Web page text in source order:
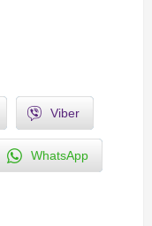
Viber
WhatsApp